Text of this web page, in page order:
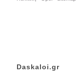
Daskaloi.gr